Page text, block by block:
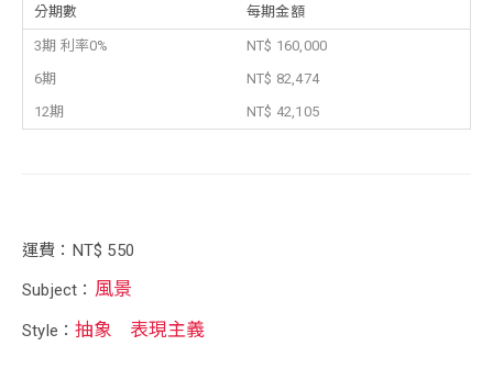
分期數 每期金額
3期 利率0%
NT$ 160,000
6期
NT$ 82,474
12期
NT$ 42,105
運費：NT$ 550
Subject： 風景
Style：抽象 表現主義